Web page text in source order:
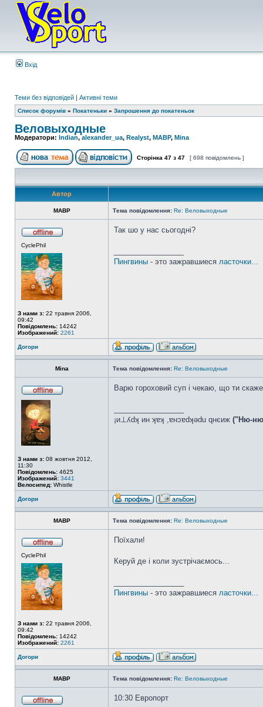
Вхід
Теми без відповідей | Активні теми
Список форумів » Покатеньки » Запрошення до покатеньок
Веловыходные
Модератори: Indian,alexander_ua, Realyst, MABP, Mina
Сторінка 47 з 47 [ 698 повідомлень ]
Автор
MABP Тема повідомлення: Re: Веловыходные
CyclePhil
З нами з: 22 травня 2006,
09:42
Повідомлень: 14242
Изображений: 2261
Так шо у нас сьогодні?
Пингвины - это зажравшиеся ласточки...
Догори
Mina Тема повідомлення: Re: Веловыходные
З нами з: 08 жовтня 2012,
11:30
Повідомлень: 4625
Изображений: 3441
Велосипед: Whistle
Варю гороховий суп і чекаю, що ти
¡и⊥ʎdʞ ин ʞɐʞ ,ɐнɔɐdʞǝdu qнєиж ("Ню-
Догори
MABP Тема повідомлення: Re: Веловыходные
CyclePhil
З нами з: 22 травня 2006,
09:42
Повідомлень: 14242
Изображений: 2261
Поїхали!
Керуй де і коли зустрічаємось...
Пингвины - это зажравшиеся ласточки...
Догори
MABP Тема повідомлення: Re: Веловыходные
10:30 Европорт